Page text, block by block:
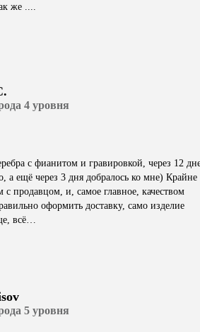
же ....
4 уровня
с фианитом и гравировкой, через 12
а ещё через 3 дня добралось ко мне) Крайне
продавцом, и, самое главное, качеством
оформить доставку, само изделие
всë…
5 уровня